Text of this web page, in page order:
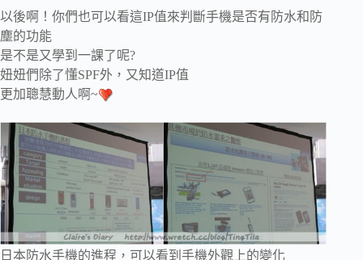
以後啊！你們也可以看這IP值來判斷手機是否有防水和防
塵的功能
是不是又學到一課了呢?
妞妞們除了懂SPF外，又知道IP值
更加聰慧動人啊~
日本防水手機的進程，可以看到手機外觀上的變化